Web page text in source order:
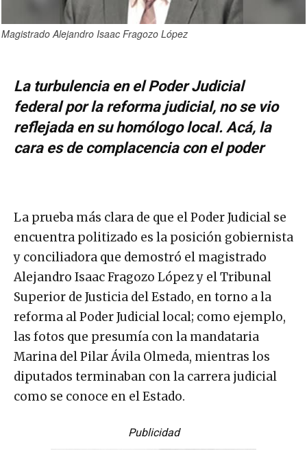
Magistrado Alejandro Isaac Fragozo López
La turbulencia en el Poder Judicial
federal por la reforma judicial, no se vio
reflejada en su homólogo local. Acá, la
cara es de complacencia con el poder
La prueba más clara de que el Poder Judicial se
encuentra politizado es la posición gobiernista
y conciliadora que demostró el magistrado
Alejandro Isaac Fragozo López y el Tribunal
Superior de Justicia del Estado, en torno a la
reforma al Poder Judicial local; como ejemplo,
las fotos que presumía con la mandataria
Marina del Pilar Ávila Olmeda, mientras los
diputados terminaban con la carrera judicial
como se conoce en el Estado.
Publicidad